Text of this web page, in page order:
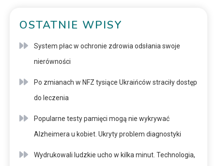
OSTATNIE WPISY
System płac w ochronie zdrowia odsłania swoje
nierówności
Po zmianach w NFZ tysiące Ukraińców straciły dostęp
do leczenia
Popularne testy pamięci mogą nie wykrywać
Alzheimera u kobiet. Ukryty problem diagnostyki
Wydrukowali ludzkie ucho w kilka minut. Technologia,